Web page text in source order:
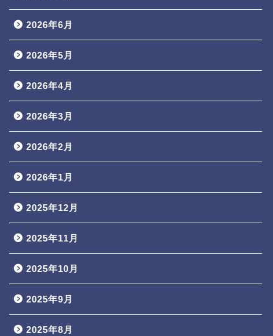
2026年6月
2026年5月
2026年4月
2026年3月
2026年2月
2026年1月
2025年12月
2025年11月
2025年10月
2025年9月
2025年8月